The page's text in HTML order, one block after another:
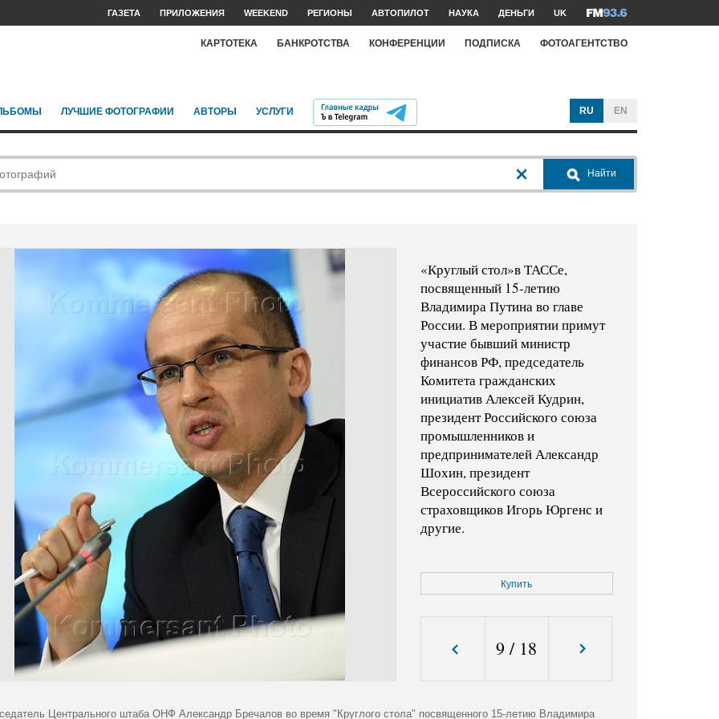
ГАЗЕТА ПРИЛОЖЕНИЯ WEEKEND РЕГИОНЫ АВТОПИЛОТ НАУКА ДЕНЬГИ UK
КАРТОТЕКА БАНКРОТСТВА КОНФЕРЕНЦИИ ПОДПИСКА ФОТОАГЕНТСТВО
ЛУЧШИЕ ФОТОГРАФИИ АВТОРЫ УСЛУГИ RU EN
Найти
«Круглый стол»в ТАССе,
посвященный 15-летию
Владимира Путина во главе
России. В мероприятии примут
участие бывший министр
финансов РФ, председатель
Комитета гражданских
инициатив Алексей Кудрин,
президент Российского союза
промышленников и
предпринимателей Александр
Шохин, президент
Всероссийского союза
страховщиков Игорь Юргенс и
другие.
Код фото: KMO_147532_00498_1
jpg
Купить
9 / 18
Центрального штаба ОНФ Александр Бречалов во время "Круглого стола" посвященного 15-летию Владимира